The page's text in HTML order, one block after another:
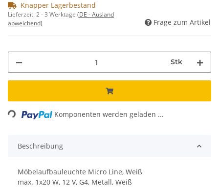
Knapper Lagerbestand
Lieferzeit:2 - 3 Werktage (DE - Ausland
abweichend)
Frage zum Artikel
Stk
Komponenten werden geladen ...
Beschreibung
Möbelaufbauleuchte Micro Line, Weiß
max. 1x20 W, 12 V, G4, Metall, Weiß